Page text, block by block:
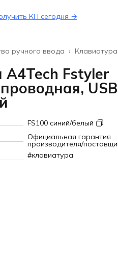
КП сегодня →
Клавиатура
ручного ввода ›
Fstyler
FS100 синий/белый
Официальная гарантия
производителя/
#клавиатура